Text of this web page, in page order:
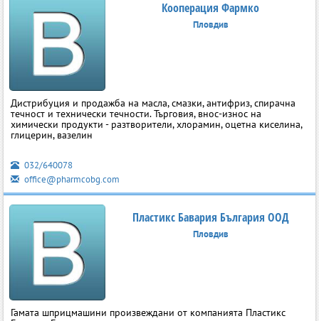
Кооперация Фармко
Пловдив
Дистрибуция и продажба на масла, смазки, антифриз, спирачна
течност и технически течности. Търговия, внос-износ на
химически продукти - разтворители, хлорамин, оцетна киселина,
глицерин, вазелин
032/640078
office@pharmcobg.com
Пластикс Бавария България ООД
Пловдив
Гамата шприцмашини произвеждани от компанията Пластикс